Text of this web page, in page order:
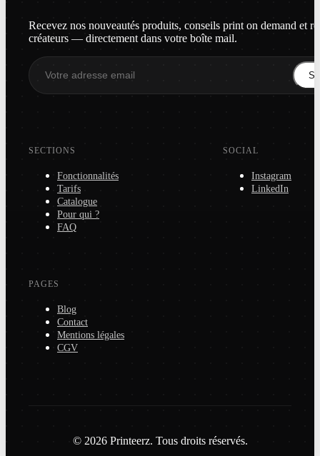
Recevez nos nouveautés produits, conseils print on demand et
créateurs — directement dans votre boîte mail.
SECTIONS
Fonctionnalités
Tarifs
Catalogue
Pour qui ?
FAQ
SOCIAL
Instagram
LinkedIn
PAGES
Blog
Contact
Mentions légales
CGV
© 2026 Printeerz. Tous droits réservés.